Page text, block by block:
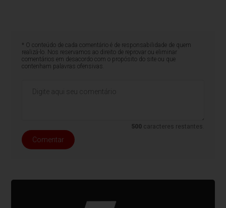
* O conteúdo de cada comentário é de responsabilidade de quem
realizá-lo. Nos reservamos ao direito de reprovar ou eliminar
comentários em desacordo com o propósito do site ou que
contenham palavras ofensivas.
500 caracteres restantes.
Comentar